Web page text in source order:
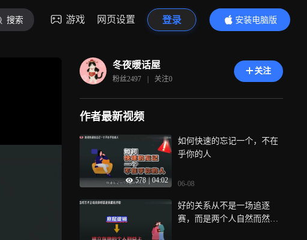
搜索 游戏 网页设置 登录
安装电脑版
内容更精彩
冬夜暖话屋
粉丝2497 | 关注0
关注
作者最新视频
578 | 04:02
如何快速的忘记一个，不在
乎你的人
06-08
好的关系从不是一场追逐
赛，而是两个人自然而然的